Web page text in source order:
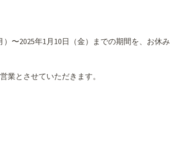
）〜2025年1月10日（金）までの期間を、お休み
業とさせていただきます。